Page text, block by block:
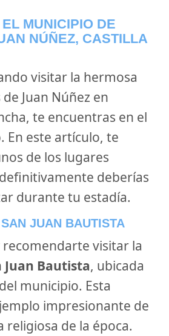
MUNICIPIO DE
NÚÑEZ, CASTILLA
visitar la hermosa
Juan Núñez en
te encuentras en el
En este artículo, te
de los lugares
deberías
durante tu estadía.
JUAN BAUTISTA
visitar la
Juan Bautista, ubicada
municipio. Esta
impresionante de
de la época.